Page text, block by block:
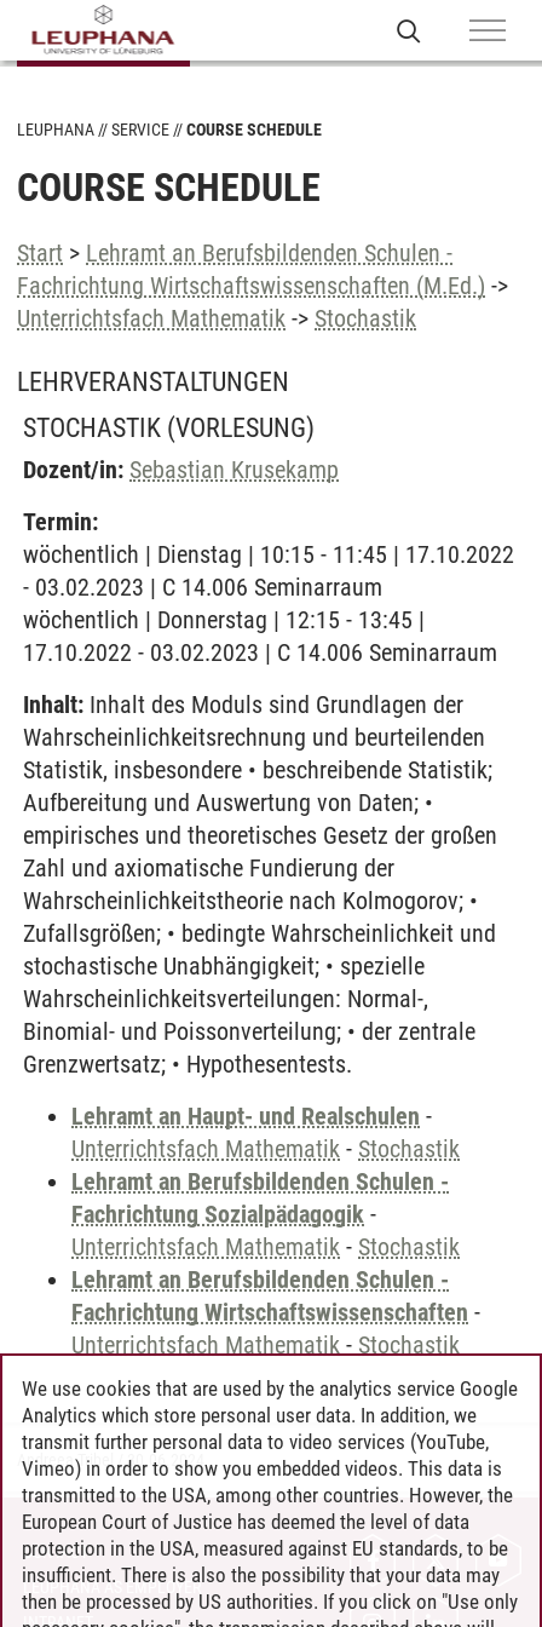
LEUPHANA SERVICE COURSE SCHEDULE
COURSE SCHEDULE
Start > Lehramt an Berufsbildenden Schulen -
Fachrichtung Wirtschaftswissenschaften (M.Ed.) ->
Unterrichtsfach Mathematik -> Stochastik
LEHRVERANSTALTUNGEN
STOCHASTIK (VORLESUNG)
Dozent/in: Sebastian Krusekamp
Termin:
wöchentlich | Dienstag | 10:15 - 11:45 | 17.10.2022
- 03.02.2023 | C 14.006 Seminarraum
wöchentlich | Donnerstag | 12:15 - 13:45 |
17.10.2022 - 03.02.2023 | C 14.006 Seminarraum
Inhalt: Inhalt des Moduls sind Grundlagen der
Wahrscheinlichkeitsrechnung und beurteilenden
Statistik, insbesondere • beschreibende Statistik;
Aufbereitung und Auswertung von Daten; •
empirisches und theoretisches Gesetz der großen
Zahl und axiomatische Fundierung der
Wahrscheinlichkeitstheorie nach Kolmogorov; •
Zufallsgrößen; • bedingte Wahrscheinlichkeit und
stochastische Unabhängigkeit; • spezielle
Wahrscheinlichkeitsverteilungen: Normal-,
Binomial- und Poissonverteilung; • der zentrale
Grenzwertsatz; • Hypothesentests.
Lehramt an Haupt- und Realschulen -
Unterrichtsfach Mathematik - Stochastik
Lehramt an Berufsbildenden Schulen -
Fachrichtung Sozialpädagogik -
Unterrichtsfach Mathematik - Stochastik
Lehramt an Berufsbildenden Schulen -
Fachrichtung Wirtschaftswissenschaften -
Unterrichtsfach Mathematik - Stochastik
Andreea Tribel 30.06.2024
CONTACT
LEUPHANA AS EMPLOYER
INTRANET
We use cookies that are used by the analytics service Google
Analytics which store personal user data. In addition, we
transmit further personal data to video services (YouTube,
Vimeo) in order to show you embedded videos. This data is
transmitted to the USA, among other countries. However, the
European Court of Justice has deemed the level of data
protection in the USA, measured against EU standards, to be
insufficient. There is also the possibility that your data may
then be processed by US authorities. If you click on "Use only